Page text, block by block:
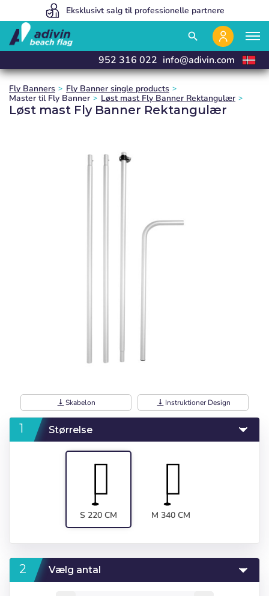
Vi fremstiller og leverer i 24 timer
Eksklusivt salg til professionelle partnere
Vores priser er så lave, fordi vi sælger 100% online
search
952 316 022 info@adivin.com
Fly Banners
Fly Banner single products
Master til Fly Banner
Løst mast Fly Banner Rektangulær
Løst mast Fly Banner Rektangulær
vertical_align_bottomSkabelon vertical_align_bottom Instruktioner Design
Størrelse
S 220 CM M 340 CM
Vælg antal